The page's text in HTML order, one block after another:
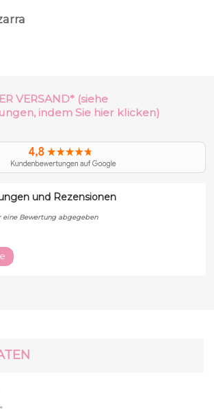
VERSAND* (siehe
indem Sie hier klicken)
und Rezensionen
eine Bewertung abgegeben